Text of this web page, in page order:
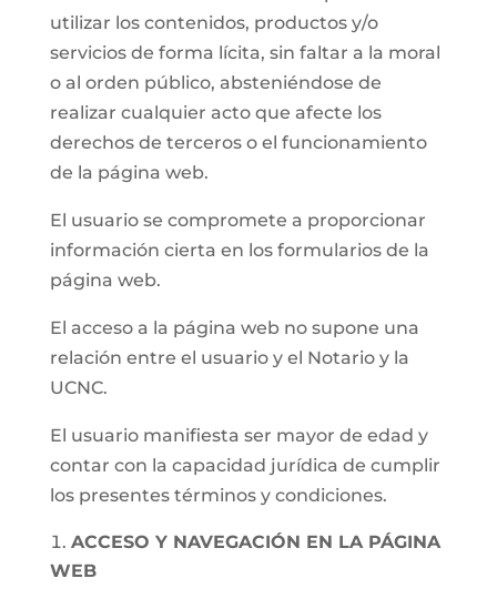
utilizar los contenidos, productos y/o
servicios de forma lícita, sin faltar a la moral
o al orden público, absteniéndose de
realizar cualquier acto que afecte los
derechos de terceros o el funcionamiento
de la página web.
El usuario se compromete a proporcionar
información cierta en los formularios de la
página web.
El acceso a la página web no supone una
relación entre el usuario y el Notario y la
UCNC.
El usuario manifiesta ser mayor de edad y
contar con la capacidad jurídica de cumplir
los presentes términos y condiciones.
ACCESO Y NAVEGACIÓN EN LA PÁGINA
WEB